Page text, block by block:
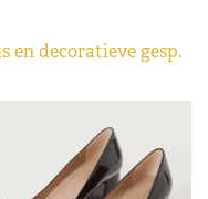
en decoratieve gesp.